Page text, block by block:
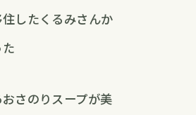
したくるみさんか
さのりスープが美